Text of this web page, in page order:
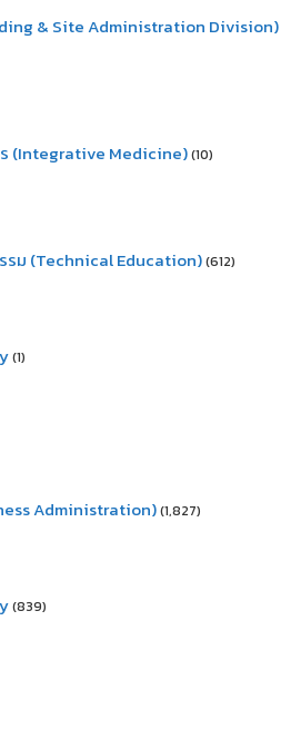
& Site Administration Division)
(Integrative Medicine)(10)
ม (Technical Education)(612)
(1)
Administration)(1,827)
(839)